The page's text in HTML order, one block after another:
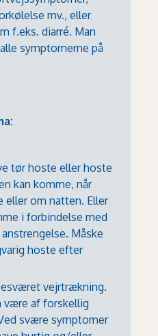
mv., eller
f.eks. diarré. Man
symptomerne på
tør hoste eller hoste
kan komme, når
eller om natten. Eller
i forbindelse med
Måske
hoste efter
vejrtrækning.
være af forskellig
svære symptomer